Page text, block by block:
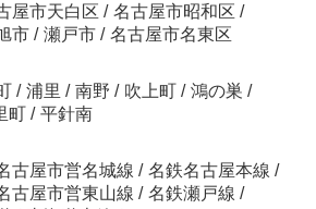
屋市天白区 / 名古屋市昭和区 /
市 / 瀬戸市 / 名古屋市名東区
/ 浦里 / 南野 / 吹上町 / 鴻の巣 /
町 / 平針南
古屋市営名城線 / 名鉄名古屋本線 /
古屋市営東山線 / 名鉄瀬戸線 /